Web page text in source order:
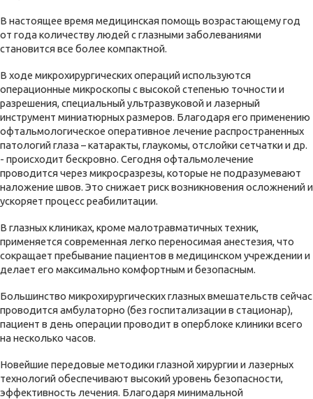
В настоящее время медицинская помощь возрастающему год
от года количеству людей с глазными заболеваниями
становится все более компактной.
В ходе микрохирургических операций используются
операционные микроскопы с высокой степенью точности и
разрешения, специальный ультразвуковой и лазерный
инструмент миниатюрных размеров. Благодаря его применению
офтальмологическое оперативное лечение распространенных
патологий глаза – катаракты, глаукомы, отслойки сетчатки и др.
- происходит бескровно. Сегодня офтальмолечение
проводится через микросразрезы, которые не подразумевают
наложение швов. Это снижает риск возникновения осложнений и
ускоряет процесс реабилитации.
В глазных клиниках, кроме малотравматичных техник,
применяется современная легко переносимая анестезия, что
сокращает пребывание пациентов в медицинском учреждении и
делает его максимально комфортным и безопасным.
Большинство микрохирургических глазных вмешательств сейчас
проводится амбулаторно (без госпитализации в стационар),
пациент в день операции проводит в оперблоке клиники всего
на несколько часов.
Новейшие передовые методики глазной хирургии и лазерных
технологий обеспечивают высокий уровень безопасности,
эффективность лечения. Благодаря минимальной